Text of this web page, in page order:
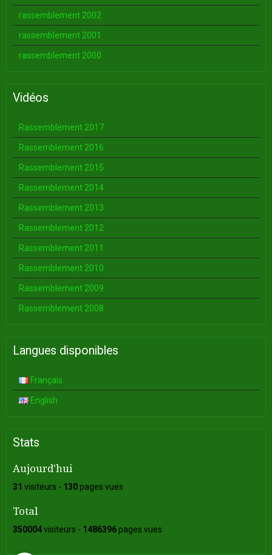
rassemblement 2002
rassemblement 2001
rassemblement 2000
Vidéos
Rassemblement 2017
Rassemblement 2016
Rassemblement 2015
Rassemblement 2014
Rassemblement 2013
Rassemblement 2012
Rassemblement 2011
Rassemblement 2010
Rassemblement 2009
Rassemblement 2008
Langues disponibles
Français
English
Stats
Aujourd'hui
31 visiteurs - 130pages vues
Total
350004visiteurs - 1486396pages vues